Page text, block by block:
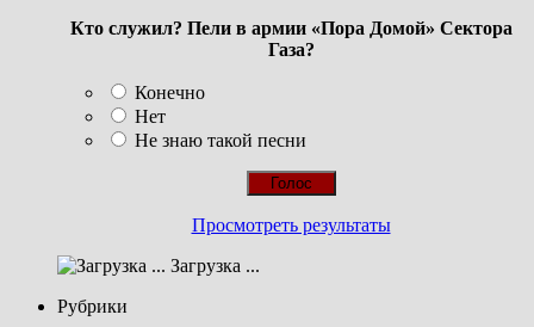
Кто служил? Пели в армии «Пора Домой» Сектора
Газа?
Конечно
Нет
Не знаю такой песни
Просмотреть результаты
Загрузка ...
Рубрики